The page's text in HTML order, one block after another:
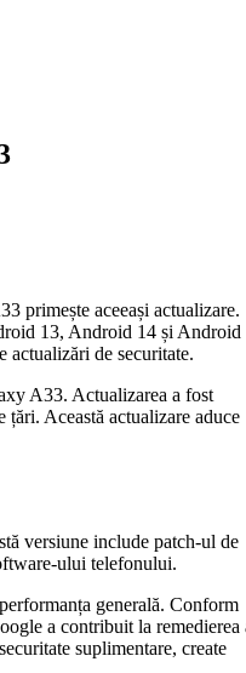
primește aceeași actualizare.
13, Android 14 și Android
actualizări de securitate.
A33. Actualizarea a fost
Această actualizare aduce
versiune include patch-ul de
ului telefonului.
generală. Conform
a contribuit la remedierea
suplimentare, create